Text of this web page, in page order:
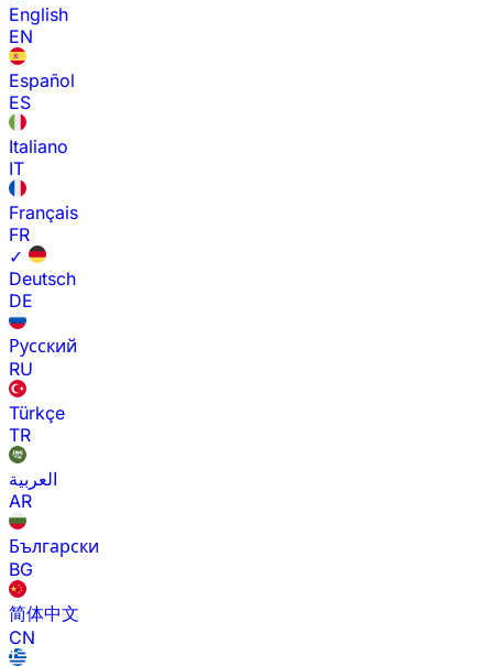
English
EN
Español
ES
Italiano
IT
Français
FR
✓
Deutsch
DE
Русский
RU
Türkçe
TR
العربية
AR
Български
BG
简体中文
CN